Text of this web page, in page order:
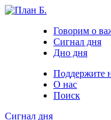
Говорим о
Сигнал дня
Дно дня
Поддержите
О нас
Поиск
Сигнал дня